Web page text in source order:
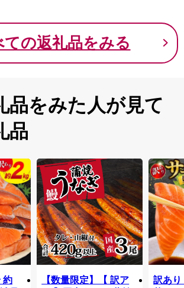
ての返礼品をみる
品をみた人が見て
品
約
【数量限定】【 訳ア
訳あり